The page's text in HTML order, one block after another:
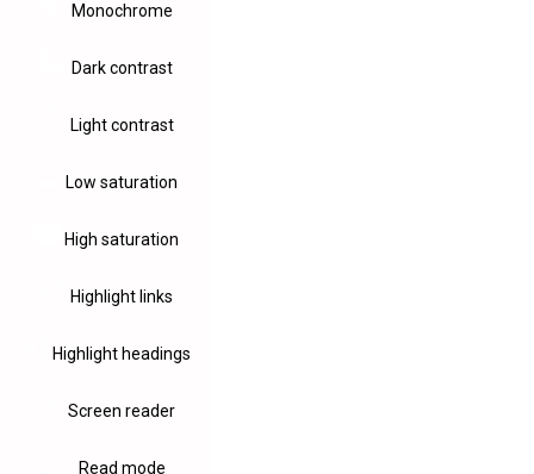
Monochrome
Dark contrast
Light contrast
Low saturation
High saturation
Highlight links
Highlight headings
Screen reader
Read mode